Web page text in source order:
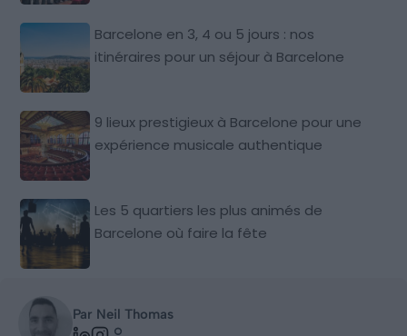
Barcelone en 3, 4 ou 5 jours : nos
itinéraires pour un séjour à Barcelone
9 lieux prestigieux à Barcelone pour une
expérience musicale authentique
Les 5 quartiers les plus animés de
Barcelone où faire la fête
Par Neil Thomas